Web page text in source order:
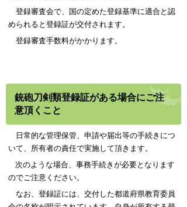
登録審査会で、国の定めた登録基準に適合と認
められると登録証が交付されます。
登録審査手数料がかかります。
銃砲刀剣類登録証がある場合にご注
意頂くこと
日常的な管理保管、申請や届出等の手続きにつ
いて、所有者の責任で実施して頂きます。
次のような場合、事務手続きが必要となります
のでご注意ください。
なお、登録証には、交付した都道府県教育委員